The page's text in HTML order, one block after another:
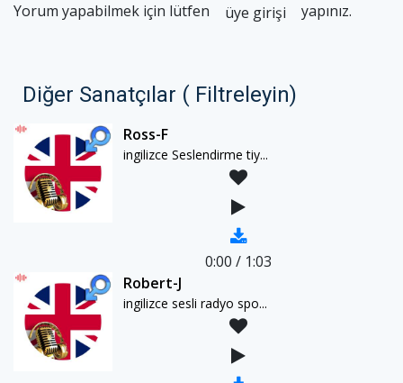
Yorum yapabilmek için lütfen üye girişi yapınız.
Diğer Sanatçılar ( Filtreleyin)
Ross-F
ingilizce Seslendirme tiy...
0:00 / 1:03
Robert-J
ingilizce sesli radyo spo...